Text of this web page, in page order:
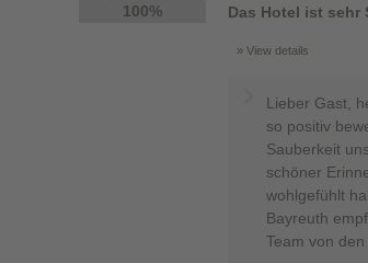
100%
Das Hotel ist sehr
View details
Lieber Gast,
so positiv
Sauberkeit
schöner
wohlgefühlt
Bayreuth
Team von